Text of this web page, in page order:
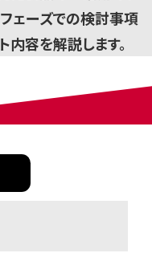
ェーズでの検討事項
内容を解説します。